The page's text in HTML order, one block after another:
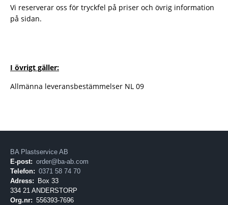
Vi reserverar oss för tryckfel på priser och övrig information
på sidan.
I övrigt gäller:
Allmänna leveransbestämmelser NL 09
BA Plastservice AB
E-post: order@ba-ab.com
Telefon: 0371 58 74 70
Adress:
Box 33
334 21 ANDERSTORP
Org.nr: 556393-7696